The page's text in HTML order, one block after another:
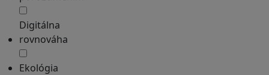
Digitálna
rovnováha
Ekológia